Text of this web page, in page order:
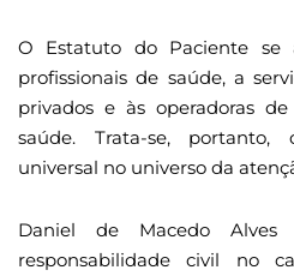
O Estatuto do Paciente se
profissionais de saúde, a
privados e às operadoras
saúde. Trata-se,
universal no universo da
Daniel de Macedo
responsabilidade civil no